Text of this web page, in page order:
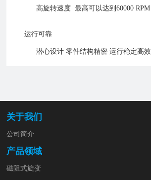
高旋转速度 最高可以达到60000 RPM
运行可靠
潜心设计 零件结构精密 运行稳定高效
关于我们
公司简介
产品领域
磁阻式旋变